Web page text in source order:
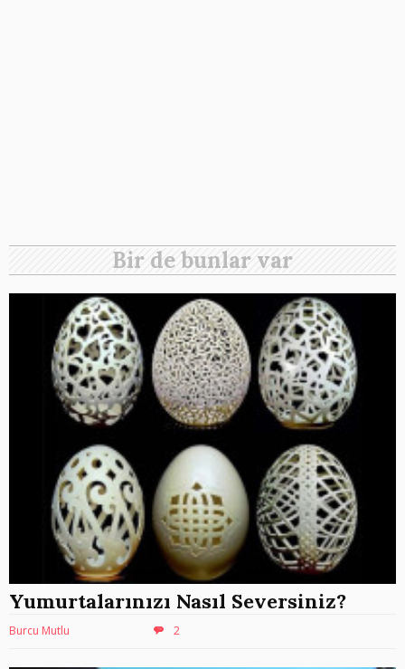
Bir de bunlar var
Yumurtalarınızı Nasıl Seversiniz?
Burcu Mutlu 2